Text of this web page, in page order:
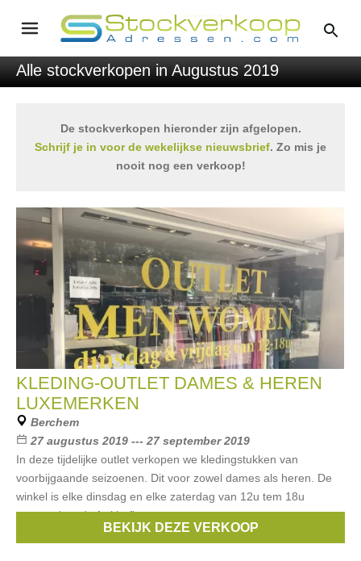
Alle stockverkopen in Augustus 2019
De stockverkopen hieronder zijn afgelopen.
Schrijf je in voor de wekelijkse nieuwsbrief. Zo mis je
nooit nog een verkoop!
KLEDING-OUTLET DAMES & HEREN
LUXEMERKEN
Berchem
27 augustus 2019 --- 27 september 2019
In deze tijdelijke outlet verkopen we kledingstukken van
voorbijgaande seizoenen. Dit voor zowel dames als heren. De
winkel is elke dinsdag en elke zaterdag van 12u tem 18u
geopend op de fruithoflaan
Lacoste,Gant ,Essentiel,Bellerose
BEKIJK DEZE VERKOOP